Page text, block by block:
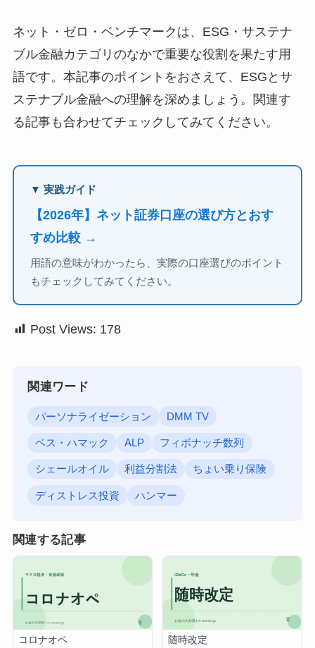
ネット・ゼロ・ベンチマークは、ESG・サステナ
ブル金融カテゴリのなかで重要な役割を果たす用
語です。本記事のポイントをおさえて、ESGとサ
ステナブル金融への理解を深めましょう。関連す
る記事も合わせてチェックしてみてください。
▼ 実践ガイド
【2026年】ネット証券口座の選び方とおす
すめ比較 →
用語の意味がわかったら、実際の口座選びのポイント
もチェックしてみてください。
Post Views: 178
関連ワード
パーソナライゼーション DMM TV
ベス・ハマック ALP フィボナッチ数列
シェールオイル 利益分割法 ちょい乗り保険
ディストレス投資 ハンマー
関連する記事
コロナオペ 随時改定